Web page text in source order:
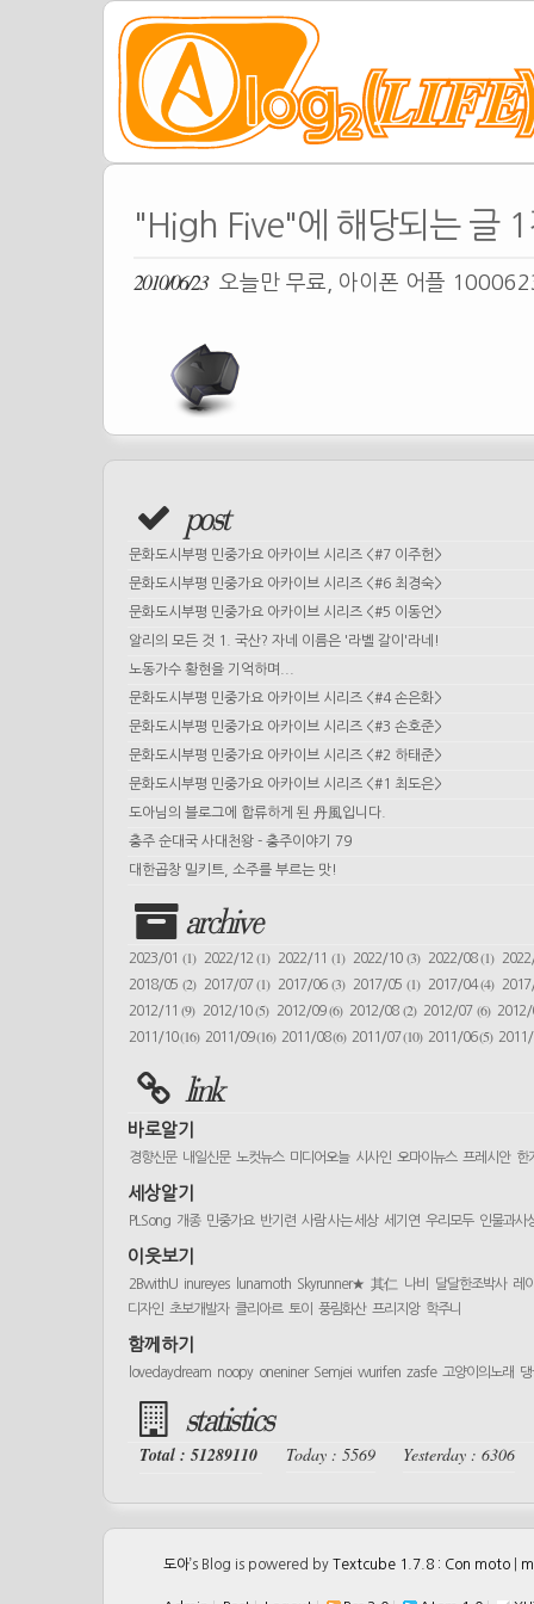
"High Five"에 해당되는 글 1
2010/06/23 오늘만 무료, 아이폰 어플
post
문화도시부평 민중가요 아카이브 시리즈 <#7 이주헌>
문화도시부평 민중가요 아카이브 시리즈 <#6 최경숙>
문화도시부평 민중가요 아카이브 시리즈 <#5 이동언>
알리의 모든 것 1. 국산? 자네 이름은 '라벨 갈이'라네!
노동가수 황현을 기억하며...
문화도시부평 민중가요 아카이브 시리즈 <#4 손은화>
문화도시부평 민중가요 아카이브 시리즈 <#3 손호준>
문화도시부평 민중가요 아카이브 시리즈 <#2 하태준>
문화도시부평 민중가요 아카이브 시리즈 <#1 최도은>
도아님의 블로그에 합류하게 된 丹風입니다.
충주 순대국 사대천왕 - 충주이야기 79
대한곱창 밀키트, 소주를 부르는 맛!
archive
2023/01 (1) 2022/12(1) 2022/11(1) 2022/10 (3) 2022/08(1)
2018/05 (2) 2017/07(1) 2017/06(3) 2017/05 (1) 2017/04(4)
2012/11(9) 2012/10(5) 2012/09(6) 2012/08 (2) 2012/07 (6)
2011/10(16) 2011/09(16) 2011/08(6) 2011/07(10) 2011/06(5)
link
바로알기
경향신문 내일신문 노컷뉴스 미디어오늘 시사인 오마이뉴스 프레시안 한
세상알기
PLSong 개종 민중가요 반기련 사람 사는 세상 세기연 우리모두 인물과사
이웃보기
2BwithU inureyes lunamoth Skyrunner★ 其仁 나비 달달한조박사 레
디자인 초보개발자 클리아르 토이 풍림화산 프리지앙 학주니
함께하기
lovedaydream noopy oneniner Semjei wurifen zasfe 고양이의노래
statistics
Total : 51289110 Today : 5569 Yesterday : 6306
도아’s Blog is powered by Textcube 1.7.8 : Con moto